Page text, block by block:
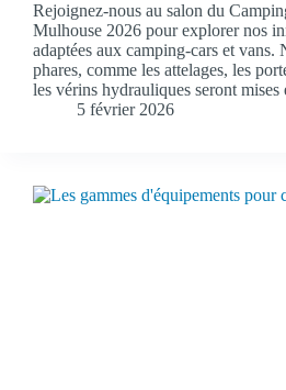
Rejoignez-nous au salon du
Mulhouse 2026 pour explorer nos
adaptées aux camping-cars et vans.
phares, comme les attelages, les
les vérins hydrauliques seront mises
5 février 2026